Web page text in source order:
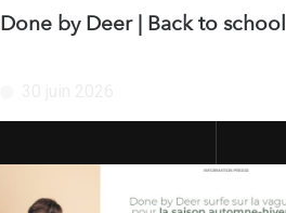
Done by Deer | Back to school